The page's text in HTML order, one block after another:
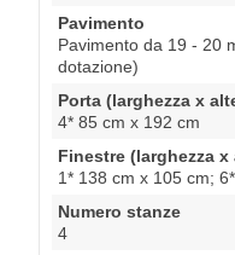
Pavimento
Pavimento da 19 - 20
dotazione)
Porta (larghezza x
4* 85 cm x 192 cm
Finestre (larghezza x
1* 138 cm x 105 cm;
Numero stanze
4